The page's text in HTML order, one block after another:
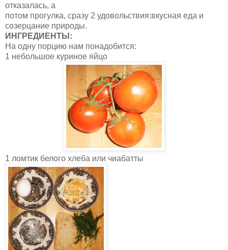
отказалась, а
потом прогулка, сразу 2 удовольствия:вкусная еда и
созерцание природы.
ИНГРЕДИЕНТЫ:
На одну порцию нам понадобится:
1 небольшое куриное яйцо
1 ломтик белого хлеба или чиабатты